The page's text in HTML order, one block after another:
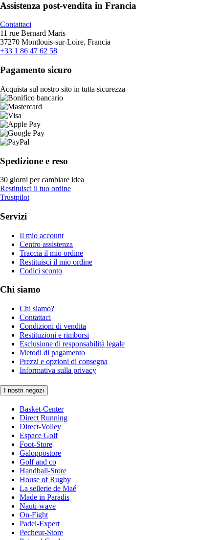
Assistenza post-vendita in Francia
Contattaci
11 rue Bernard Maris
37270 Montlouis-sur-Loire, Francia
+33 1 86 47 62 58
Pagamento sicuro
Acquista sul nostro sito in tutta sicurezza
Spedizione e reso
30 giorni per cambiare idea
Restituisci il tuo ordine
Trustpilot
Servizi
Il mio account
Centro assistenza
Traccia il mio ordine
Restituisci il mio ordine
Codici sconto
Chi siamo
Chi siamo?
Contattaci
Condizioni di vendita
Restituzioni e rimborsi
Esclusione di responsabilità legale
Metodi di pagamento
Prezzi e opzioni di consegna
Informativa sulla privacy
I nostri negozi
Basket-Center
Direct Running
Direct-Volley
Espace Golf
Foot-Store
Galoppostore
Golf and co
Handball-Store
House of Rugby
La sellerie de Maé
Made in Paradis
Nauti-wave
On-Fight
Padel-Expert
Pecheur-Store